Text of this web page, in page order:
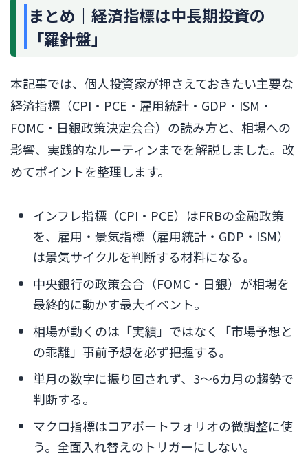
まとめ｜経済指標は中長期投資の
「羅針盤」
本記事では、個人投資家が押さえておきたい主要な
経済指標（CPI・PCE・雇用統計・GDP・ISM・
FOMC・日銀政策決定会合）の読み方と、相場への
影響、実践的なルーティンまでを解説しました。改
めてポイントを整理します。
インフレ指標（CPI・PCE）はFRBの金融政策
を、雇用・景気指標（雇用統計・GDP・ISM）
は景気サイクルを判断する材料になる。
中央銀行の政策会合（FOMC・日銀）が相場を
最終的に動かす最大イベント。
相場が動くのは「実績」ではなく「市場予想と
の乖離」事前予想を必ず把握する。
単月の数字に振り回されず、3〜6カ月の趨勢で
判断する。
マクロ指標はコアポートフォリオの微調整に使
う。全面入れ替えのトリガーにしない。